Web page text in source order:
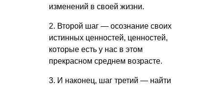
изменений в своей жизни.
2. Второй шаг — осознание своих
истинных ценностей, ценностей,
которые есть у нас в этом
прекрасном среднем возрасте.
3. И наконец, шаг третий — найти